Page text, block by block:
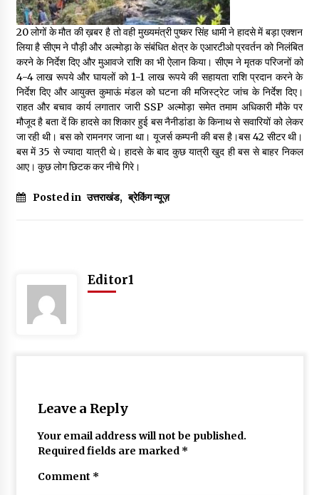
May 16, 2022
Thought Of The Day 14 May
May 14, 2022
Thought Of The Day 13 May
May 13, 2022
May 12, 2022
20 लोगों के मौत की ख़बर है तो वही मुख्यमंत्री पुष्कर सिंह धामी ने हादसे में बड़ा एक्शन
लिया है सीएम ने पौड़ी और अल्मोड़ा के संबंधित क्षेत्र के एआरटीओ प्रवर्तन को निलंबित
करने के निर्देश दिए और मुआवजे राशि का भी ऐलान किया। सीएम ने मृतक परिजनों को
4-4 लाख रूपये और घायलों को 1-1 लाख रूपये की सहायता राशि प्रदान करने के
निर्देश दिए और आयुक्त कुमाऊं मंडल को घटना की मजिस्ट्रेट जांच के निर्देश दिए।
राहत और बचाव कार्य लगातार जारी SSP अल्मोड़ा समेत तमाम अधिकारी मौके पर
मौजूद है बता दें कि हादसे का शिकार हुई बस नैनीडांडा के किनाथ से सवारियों को लेकर
जा रही थी। बस को रामनगर जाना था। यूजर्स कम्पनी की बस है।बस 42 सीटर थी।
बस में 35 से ज्यादा यात्री थे। हादसे के बाद कुछ यात्री खुद ही बस से बाहर निकल
आए। कुछ लोग छिटक कर नीचे गिरे।
Posted in उत्तराखंड, ब्रेकिंग न्यूज़
Editor1
Leave a Reply
Your email address will not be published.
Required fields are marked *
Comment *